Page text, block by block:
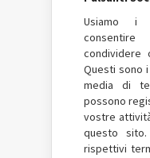
Usiamo i
condividere
Questi sono
media di
possono
vostre
questo
rispettivi